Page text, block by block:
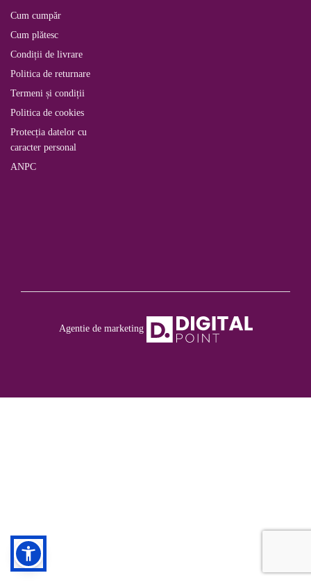
Cum cumpăr
Cum plătesc
Condiții de livrare
Politica de returnare
Termeni și condiții
Politica de cookies
Protecția datelor cu
caracter personal
ANPC
Agentie de marketing